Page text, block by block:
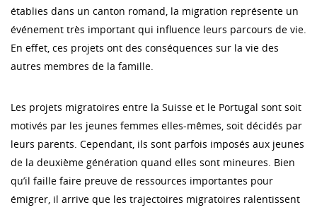
établies dans un canton romand, la migration représente un
événement très important qui influence leurs parcours de vie.
En effet, ces projets ont des conséquences sur la vie des
autres membres de la famille.
Les projets migratoires entre la Suisse et le Portugal sont soit
motivés par les jeunes femmes elles-mêmes, soit décidés par
leurs parents. Cependant, ils sont parfois imposés aux jeunes
de la deuxième génération quand elles sont mineures. Bien
qu’il faille faire preuve de ressources importantes pour
émigrer, il arrive que les trajectoires migratoires ralentissent